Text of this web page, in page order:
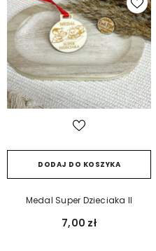
DODAJ DO KOSZYKA
Medal Super Dzieciaka II
7,00 zł